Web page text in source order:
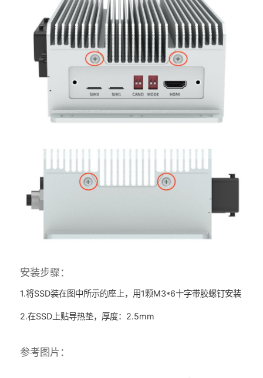
安装步骤：
1.将SSD装在图中所示的座上，用1颗M3*6十字带胶螺钉安装
2.在SSD上贴导热垫，厚度：2.5mm
参考图片：